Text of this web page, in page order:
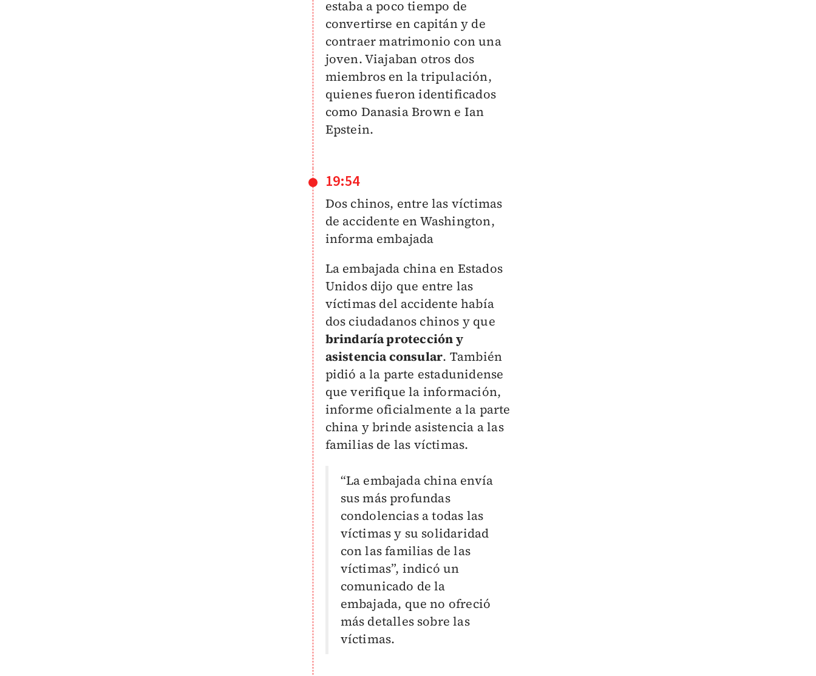
estaba a poco tiempo de
convertirse en capitán y de
contraer matrimonio con una
joven. Viajaban otros dos
miembros en la tripulación,
quienes fueron identificados
como Danasia Brown e Ian
Epstein.
19:54
Dos chinos, entre las víctimas
de accidente en Washington,
informa embajada
La embajada china en Estados
Unidos dijo que entre las
víctimas del accidente había
dos ciudadanos chinos y que
brindaría protección y
asistencia consular. También
pidió a la parte estadunidense
que verifique la información,
informe oficialmente a la parte
china y brinde asistencia a las
familias de las víctimas.
“La embajada china envía
sus más profundas
condolencias a todas las
víctimas y su solidaridad
con las familias de las
víctimas”, indicó un
comunicado de la
embajada, que no ofreció
más detalles sobre las
víctimas.